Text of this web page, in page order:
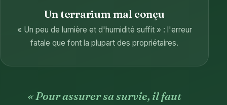
Un terrarium mal conçu
« Un peu de lumière et d'humidité suffit » : l'erreur
fatale que font la plupart des propriétaires.
« Pour assurer sa survie, il faut